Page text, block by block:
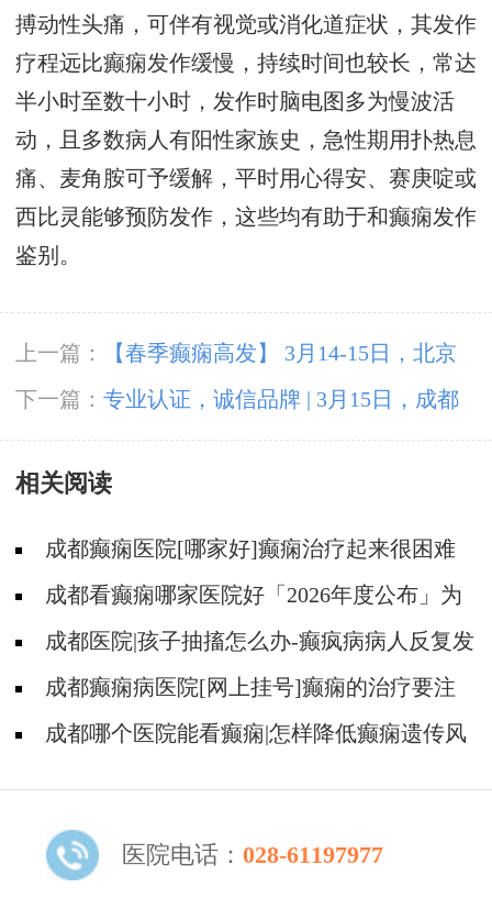
搏动性头痛，可伴有视觉或消化道症状，其发作
疗程远比癫痫发作缓慢，持续时间也较长，常达
半小时至数十小时，发作时脑电图多为慢波活
动，且多数病人有阳性家族史，急性期用扑热息
痛、麦角胺可予缓解，平时用心得安、赛庚啶或
西比灵能够预防发作，这些均有助于和癫痫发作
鉴别。
上一篇：
【春季癫痫高发】 3月14-15日，北京
三甲“博士级”大咖陈葵教授亲临成都免费会诊，
不容错过!
下一篇： 专业认证，诚信品牌 | 3月15日，成都
神康癫痫医院荣登消费质量报健康版
相关阅读
成都癫痫医院[哪家好]癫痫治疗起来很困难
吗?成都看癫痫哪家医院好「2026年度公布」为
什么有癫痫的病人容易猝死?
成都医院|孩子抽搐怎么办-癫疯病病人反复发
作的原因是什么?
成都癫痫病医院[网上挂号]癫痫的治疗要注
意什么?
成都哪个医院能看癫痫|怎样降低癫痫遗传风
医院电话： 028-61197977